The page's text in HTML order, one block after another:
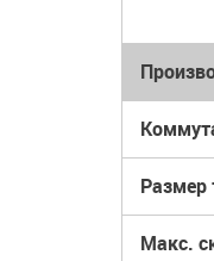
Размер
Макс.